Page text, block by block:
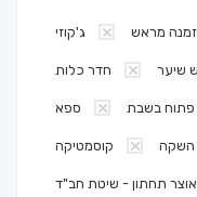
ג'קוזי מראש
חדר כלות שיער
ספא פתוח בשבת
קוסמטיקה השקה
תחתון - שיטת חב"ד